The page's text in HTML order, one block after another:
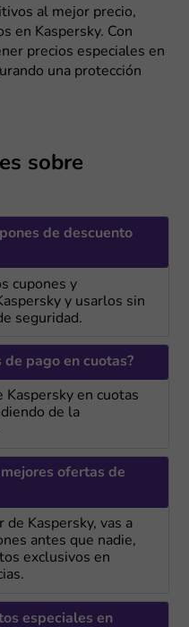
al mejor precio,
en Kaspersky. Con
precios especiales en
una protección
sobre
de descuento
cupones y
y usarlos sin
seguridad.
pago en cuotas?
Kaspersky en cuotas
de la
ofertas de
Kaspersky, vas a
antes que nadie,
exclusivos en
especiales en